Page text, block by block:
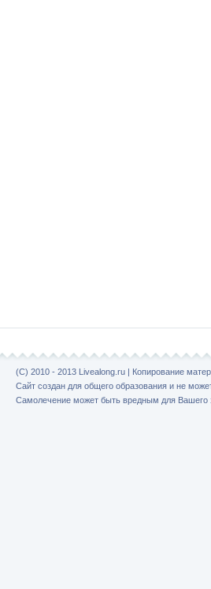
(C) 2010 - 2013 Livealong.ru | Копирование
Сайт создан для общего образования и не
Самолечение может быть вредным для Вашего